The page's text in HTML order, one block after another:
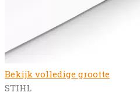
Bekijk volledige grootte
STIHL